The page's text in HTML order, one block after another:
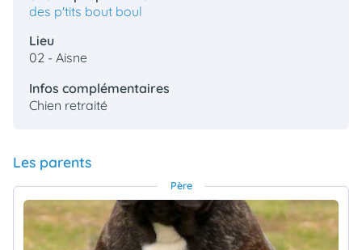
des p'tits bout boul
Lieu
02 - Aisne
Infos complémentaires
Chien retraité
Les parents
Père